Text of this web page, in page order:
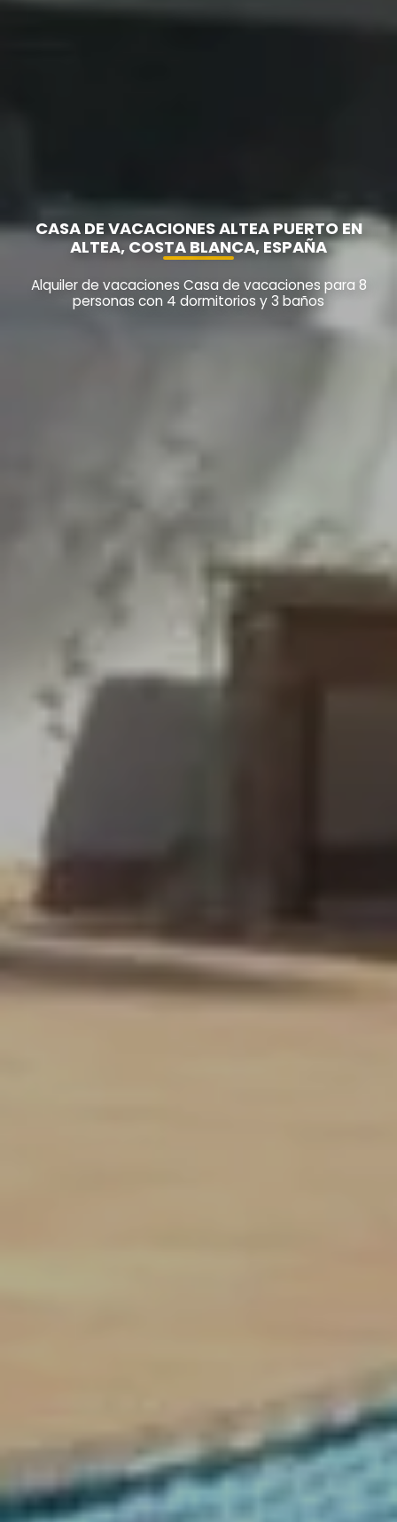
CASA DE VACACIONES ALTEA PUERTO EN
ALTEA, COSTA BLANCA, ESPAÑA
Alquiler de vacaciones Casa de vacaciones para 8
personas con 4 dormitorios y 3 baños